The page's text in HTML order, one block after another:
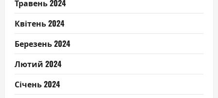
Травень 2024
Квітень 2024
Березень 2024
Лютий 2024
Січень 2024